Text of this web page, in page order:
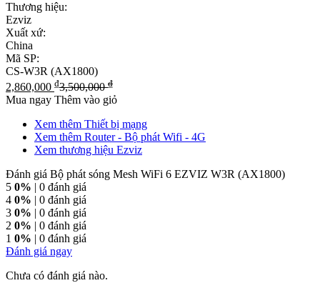
Thương hiệu:
Ezviz
Xuất xứ:
China
Mã SP:
CS-W3R (AX1800)
2,860,000 ₫3,500,000₫
Mua ngay Thêm vào giỏ
Xem thêm Thiết bị mạng
Xem thêm Router - Bộ phát Wifi - 4G
Xem thương hiệu Ezviz
Đánh giá Bộ phát sóng Mesh WiFi 6 EZVIZ W3R (AX1800)
5 0% | 0 đánh giá
4 0% | 0 đánh giá
3 0% | 0 đánh giá
2 0% | 0 đánh giá
1 0% | 0 đánh giá
Đánh giá ngay
Chưa có đánh giá nào.